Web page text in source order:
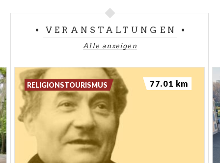
VERANSTALTUNGEN
Alle anzeigen
RELIGIONSTOURISMUS 77.01 km